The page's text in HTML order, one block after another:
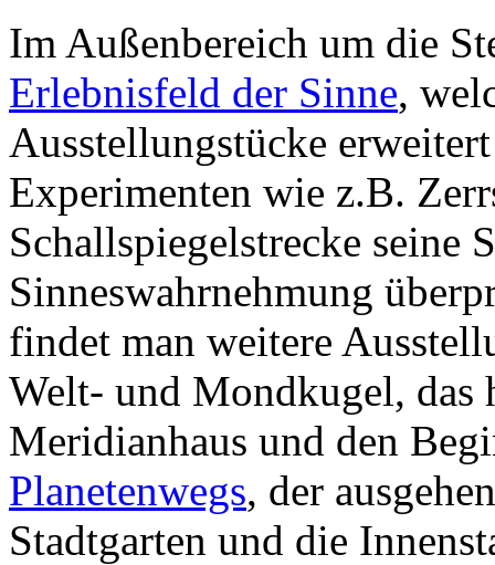
Im Außenbereich um die
Erlebnisfeld der Sinne,
Ausstellungstücke
Experimenten wie z.B.
Schallspiegelstrecke seine
Sinneswahrnehmung
findet man weitere
Welt- und Mondkugel, das
Meridianhaus und den
Planetenwegs, der
Stadtgarten und die